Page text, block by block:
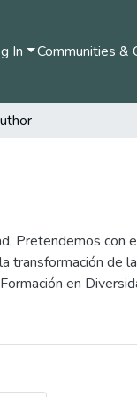
In Communities &
Pretendemos con
transformación de
en